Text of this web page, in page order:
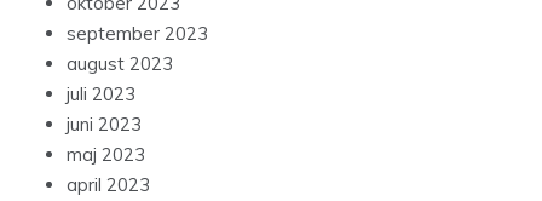
september 2023
august 2023
juli 2023
juni 2023
maj 2023
april 2023